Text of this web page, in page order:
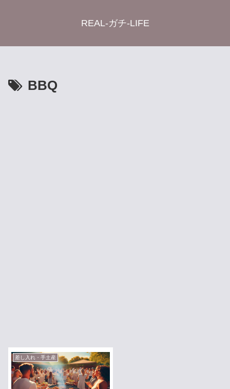
REAL-ガチ-LIFE
BBQ
差し入れ・手土産